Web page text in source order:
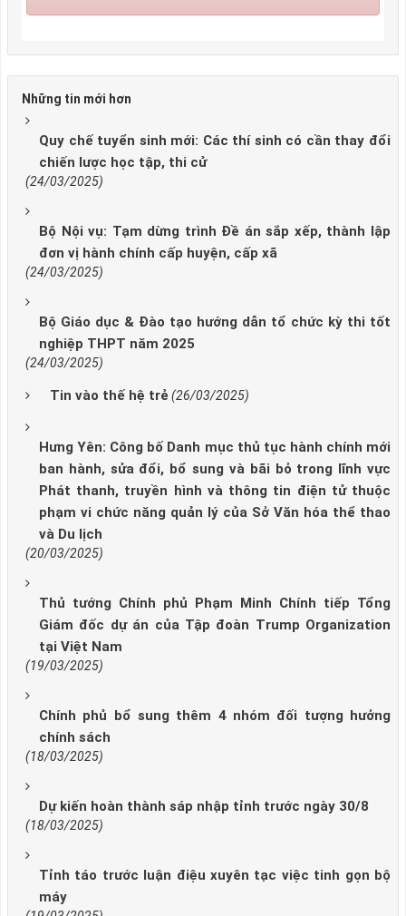
Những tin mới hơn
Quy chế tuyển sinh mới: Các thí sinh có cần thay đổi
chiến lược học tập, thi cử
(24/03/2025)
Bộ Nội vụ: Tạm dừng trình Đề án sắp xếp, thành lập
đơn vị hành chính cấp huyện, cấp xã
(24/03/2025)
Bộ Giáo dục & Đào tạo hướng dẫn tổ chức kỳ thi tốt
nghiệp THPT năm 2025
(24/03/2025)
Tin vào thế hệ trẻ (26/03/2025)
Hưng Yên: Công bố Danh mục thủ tục hành chính mới
ban hành, sửa đổi, bổ sung và bãi bỏ trong lĩnh vực
Phát thanh, truyền hình và thông tin điện tử thuộc
phạm vi chức năng quản lý của Sở Văn hóa thể thao
và Du lịch
(20/03/2025)
Thủ tướng Chính phủ Phạm Minh Chính tiếp Tổng
Giám đốc dự án của Tập đoàn Trump Organization
tại Việt Nam
(19/03/2025)
Chính phủ bổ sung thêm 4 nhóm đối tượng hưởng
chính sách
(18/03/2025)
Dự kiến hoàn thành sáp nhập tỉnh trước ngày 30/8
(18/03/2025)
Tỉnh táo trước luận điệu xuyên tạc việc tinh gọn bộ
máy